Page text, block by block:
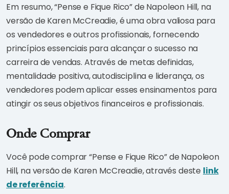
Em resumo, “Pense e Fique Rico” de Napoleon Hill, na
versão de Karen McCreadie, é uma obra valiosa para
os vendedores e outros profissionais, fornecendo
princípios essenciais para alcançar o sucesso na
carreira de vendas. Através de metas definidas,
mentalidade positiva, autodisciplina e liderança, os
vendedores podem aplicar esses ensinamentos para
atingir os seus objetivos financeiros e profissionais.
Onde Comprar
Você pode comprar “Pense e Fique Rico” de Napoleon
Hill, na versão de Karen McCreadie, através deste link
de referência.